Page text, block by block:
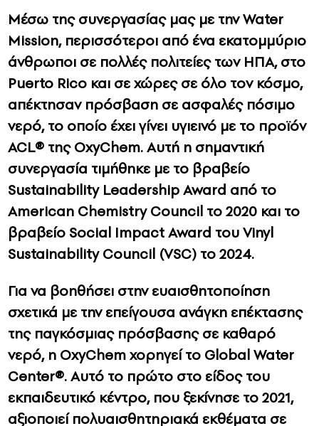
Μέσω της συνεργασίας μας με την Water
Mission, περισσότεροι από ένα εκατομμύριο
άνθρωποι σε πολλές πολιτείες των ΗΠΑ, στο
Puerto Rico και σε χώρες σε όλο τον κόσμο,
απέκτησαν πρόσβαση σε ασφαλές πόσιμο
νερό, το οποίο έχει γίνει υγιεινό με το προϊόν
ACL® της OxyChem. Αυτή η σημαντική
συνεργασία τιμήθηκε με το βραβείο
Sustainability Leadership Award από το
American Chemistry Council το 2020 και το
βραβείο Social Impact Award του Vinyl
Sustainability Council (VSC) το 2024.
Για να βοηθήσει στην ευαισθητοποίηση
σχετικά με την επείγουσα ανάγκη επέκτασης
της παγκόσμιας πρόσβασης σε καθαρό
νερό, η OxyChem χορηγεί το Global Water
Center®. Αυτό το πρώτο στο είδος του
εκπαιδευτικό κέντρο, που ξεκίνησε το 2021,
αξιοποιεί πολυαισθητηριακά εκθέματα σε